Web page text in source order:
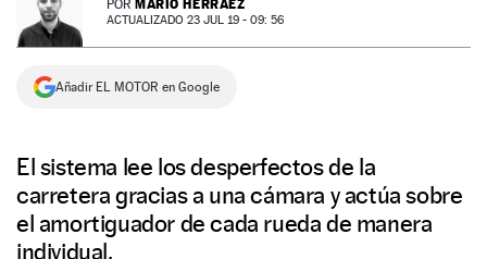
NEWSLETTER
SÍGUENOS
POR MARIO HERRÁEZ
ACTUALIZADO 23 JUL 19 - 09: 56
Añadir EL MOTOR en Google
El sistema lee los desperfectos de la
carretera gracias a una cámara y actúa sobre
el amortiguador de cada rueda de manera
individual.